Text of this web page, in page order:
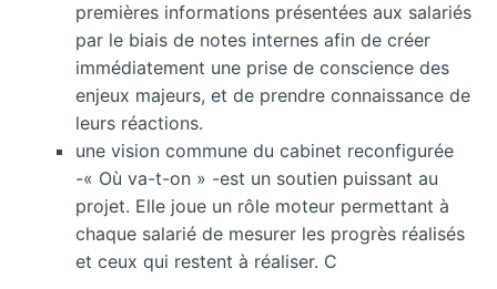
premières informations présentées aux salariés
par le biais de notes internes afin de créer
immédiatement une prise de conscience des
enjeux majeurs, et de prendre connaissance de
leurs réactions.
une vision commune du cabinet reconfigurée
-« Où va-t-on » -est un soutien puissant au
projet. Elle joue un rôle moteur permettant à
chaque salarié de mesurer les progrès réalisés
et ceux qui restent à réaliser. C